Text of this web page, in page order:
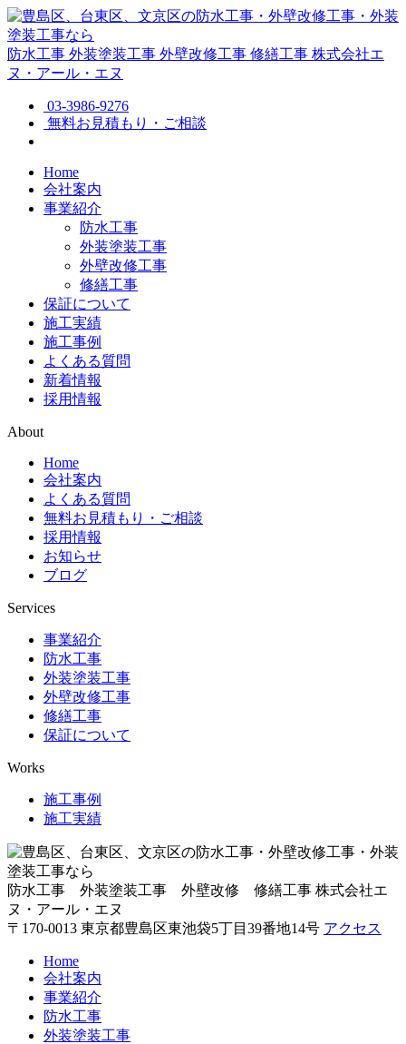
防水工事 外装塗装工事 外壁改修工事 修繕工事 株式会社エ
ヌ・アール・エヌ
03-3986-9276
無料お見積もり・ご相談
Home
会社案内
事業紹介
防水工事
外装塗装工事
外壁改修工事
修繕工事
保証について
施工実績
施工事例
よくある質問
新着情報
採用情報
About
Home
会社案内
よくある質問
無料お見積もり・ご相談
採用情報
お知らせ
ブログ
Services
事業紹介
防水工事
外装塗装工事
外壁改修工事
修繕工事
保証について
Works
施工事例
施工実績
防水工事 外装塗装工事 外壁改修 修繕工事 株式会社エ
ヌ・アール・エヌ
〒170-0013 東京都豊島区東池袋5丁目39番地14号 アクセス
Home
会社案内
事業紹介
防水工事
外装塗装工事